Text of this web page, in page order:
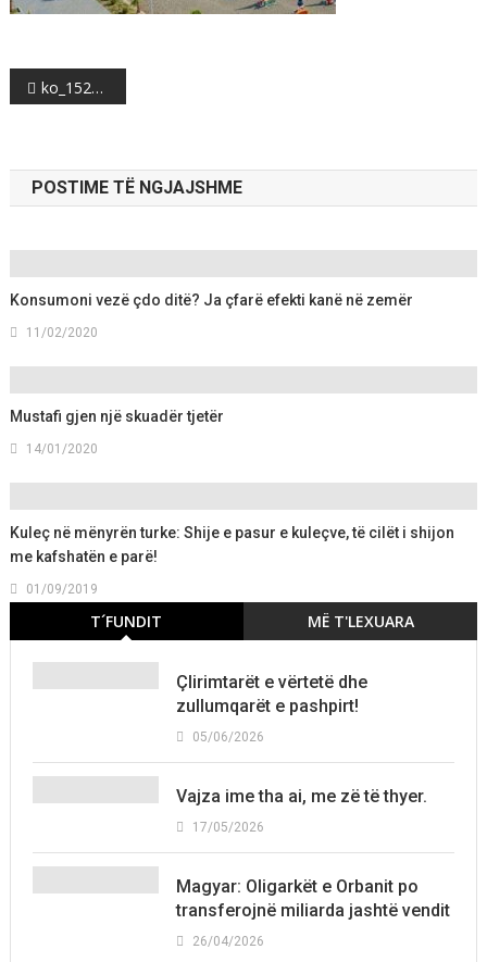
Post
navigation
ko_1527064297-862648
POSTIME TË NGJAJSHME
Konsumoni vezë çdo ditë? Ja çfarë efekti kanë në zemër
11/02/2020
Mustafi gjen një skuadër tjetër
14/01/2020
Kuleç në mënyrën turke: Shije e pasur e kuleçve, të cilët i shijon
me kafshatën e parë!
01/09/2019
T´FUNDIT MË T'LEXUARA
Çlirimtarët e vërtetë dhe
zullumqarët e pashpirt!
05/06/2026
Vajza ime tha ai, me zë të thyer.
17/05/2026
Magyar: Oligarkët e Orbanit po
transferojnë miliarda jashtë vendit
26/04/2026